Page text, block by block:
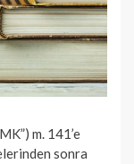
m. 141’e
sonra